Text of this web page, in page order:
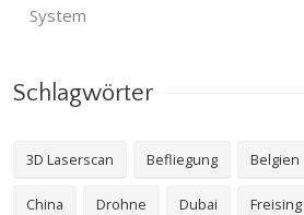
System
Schlagwörter
3D Laserscan Befliegung Belgien
China Drohne Dubai Freising